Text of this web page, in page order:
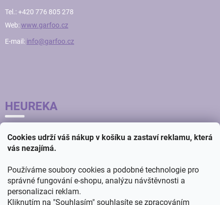
Cookies udrží váš nákup v košíku a zastaví reklamu, která
vás nezajímá.
Používáme soubory cookies a podobné technologie pro
správné fungování e-shopu, analýzu návštěvnosti a
personalizaci reklam.
Kliknutím na "Souhlasím" souhlasíte se zpracováním
Tel.: +420 776 805 278
Web:www.garfoo.cz
E-mail: info@garfoo.cz
HEUREKA